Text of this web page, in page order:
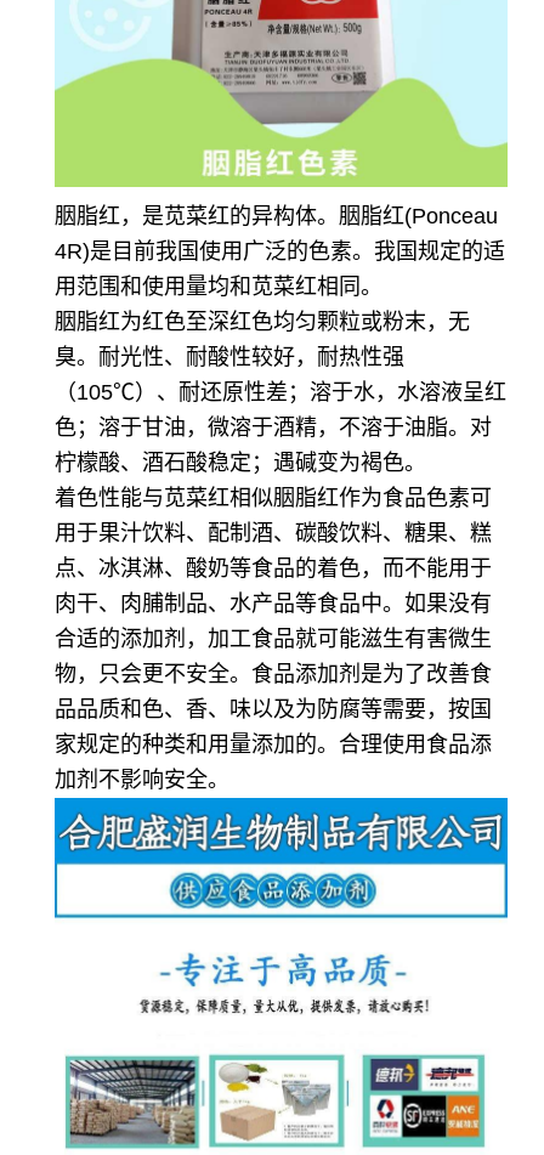
胭脂红，是苋菜红的异构体。胭脂红(Ponceau
4R)是目前我国使用广泛的色素。 我国规定的适
用范围和使用量均和苋菜红相同。
胭脂红为红色至深红色均匀颗粒或粉末，无
臭。耐光性、耐酸性较好，耐热性强
（105℃）、耐还原性差； 溶于水，水溶液呈红
色；溶于甘油，微溶于酒精，不溶于油脂。 对
柠檬酸、酒石酸稳定；遇碱变为褐色。
着色性能与苋菜红相似胭脂红作为食品色素可
用于果汁饮料、配制酒、碳酸饮料、糖果、糕
点、冰淇淋、酸奶等食品的着色，而不能用于
肉干、肉脯制品、水产品等食品中。如果没有
合适的添加剂，加工食品就可能滋生有害微生
物，只会更不安全。食品添加剂是为了改善食
品品质和色、香、味以及为防腐等需要，按国
家规定的种类和用量添加的。合理使用食品添
加剂不影响安全。